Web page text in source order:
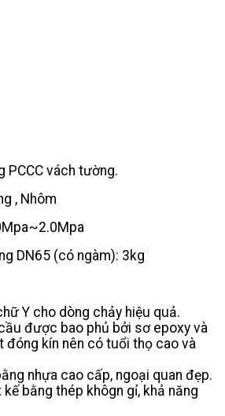
PCCC vách tường.
, Nhôm
DN65 (có ngàm): 3kg
Y cho dòng chảy hiệu quả.
được bao phủ bởi sơ epoxy và
đóng kín nên có tuổi thọ cao và
nhựa cao cấp, ngoại quan đẹp.
bằng thép khôgn gỉ, khả năng